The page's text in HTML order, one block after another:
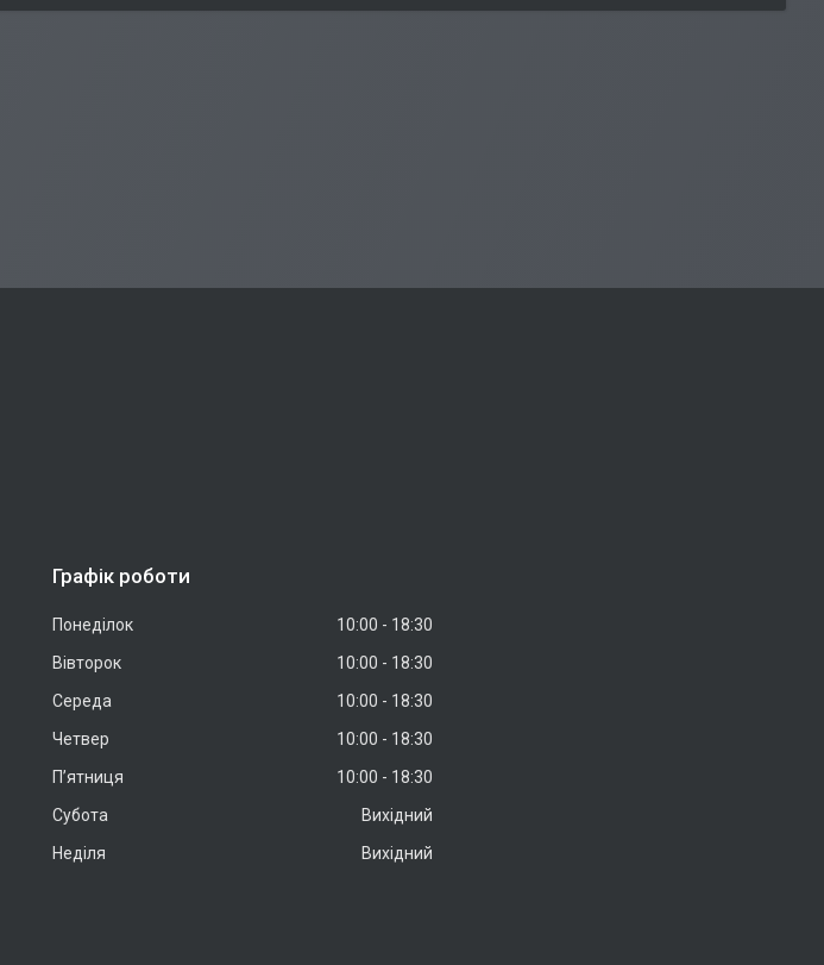
Графік роботи
Понеділок 10:00
18:30
Вівторок
10:00
18:30
Середа
10:00
18:30
Четвер
10:00
18:30
Пʼятниця
10:00
18:30
Субота
Вихідний
Неділя
Вихідний